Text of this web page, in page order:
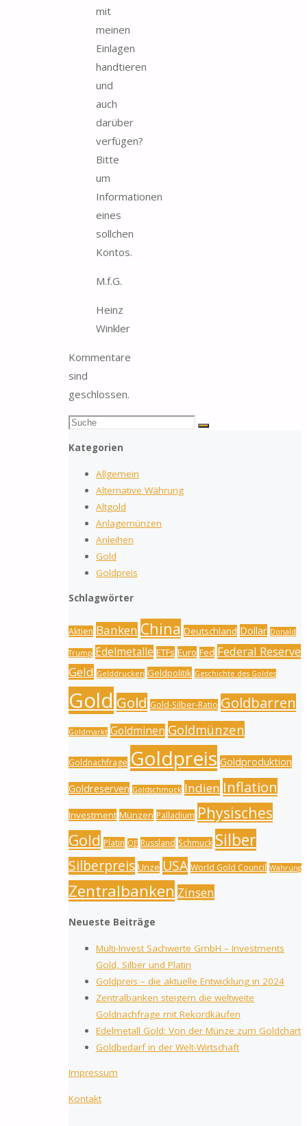
mit
meinen
Einlagen
handtieren
und
auch
darüber
verfügen?
Bitte
um
Informationen
eines
sollchen
Kontos.
M.f.G.
Heinz
Winkler
Kommentare
sind
geschlossen.
Suchen
Suche
Kategorien
Allgemein
Alternative Währung
Altgold
Anlagemünzen
Anleihen
Gold
Goldpreis
Schlagwörter
Aktien Banken China Deutschland Dollar Donald
Trump Edelmetalle ETFs Euro Fed Federal Reserve
Geld Gelddrucken Geldpolitik Geschichte des Goldes
Gold Gold Gold-Silber-Ratio Goldbarren
Goldmarkt Goldminen Goldmünzen
Goldnachfrage Goldpreis Goldproduktion
Goldreserven Goldschmuck Indien Inflation
Investment Münzen Palladium Physisches
Gold Platin QE Russland Schmuck Silber
Silberpreis Unze USA World Gold Council Währung
Zentralbanken Zinsen
Neueste Beiträge
Multi-Invest Sachwerte GmbH – Investments
Gold, Silber und Platin
Goldpreis – die aktuelle Entwicklung in 2024
Zentralbanken steigern die weltweite
Goldnachfrage mit Rekordkäufen
Edelmetall Gold: Von der Münze zum Goldchart
Goldbedarf in der Welt-Wirtschaft
Impressum
Kontakt